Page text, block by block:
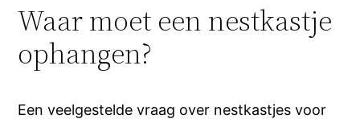
Waar moet een nestkastje
ophangen?
Een veelgestelde vraag over nestkastjes voor